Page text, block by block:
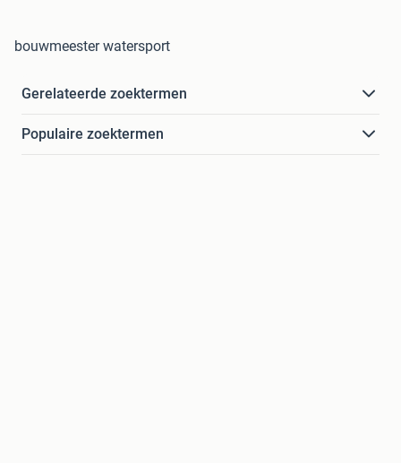
bouwmeester watersport
Gerelateerde zoektermen
Populaire zoektermen